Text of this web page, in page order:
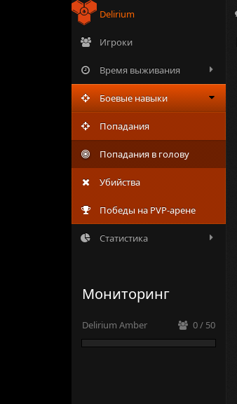
Delirium
Игроки
Время выживания
Боевые навыки
Попадания
Попадания в голову
Убийства
Победы на PVP-арене
Статистика
Мониторинг
Delirium Amber 0 / 50